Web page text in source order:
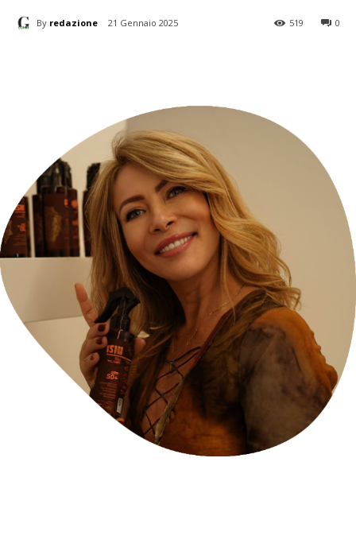
By redazione 21 Gennaio 2025 0
519